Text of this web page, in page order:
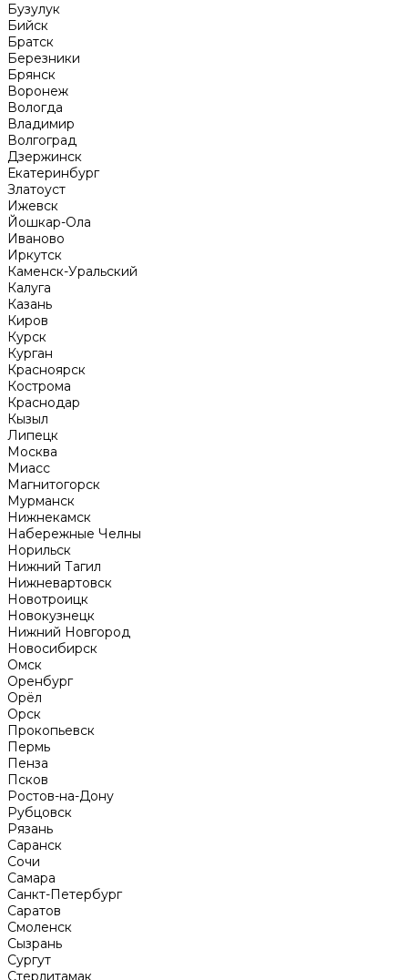
Бузулук
Бийск
Братск
Березники
Брянск
Воронеж
Вологда
Владимир
Волгоград
Дзержинск
Екатеринбург
Златоуст
Ижевск
Йошкар-Ола
Иваново
Иркутск
Каменск-Уральский
Калуга
Казань
Киров
Курск
Курган
Красноярск
Кострома
Краснодар
Кызыл
Липецк
Москва
Миасс
Магнитогорск
Мурманск
Нижнекамск
Набережные Челны
Норильск
Нижний Тагил
Нижневартовск
Новотроицк
Новокузнецк
Нижний Новгород
Новосибирск
Омск
Оренбург
Орёл
Орск
Прокопьевск
Пермь
Пенза
Псков
Ростов-на-Дону
Рубцовск
Рязань
Саранск
Сочи
Самара
Санкт-Петербург
Саратов
Смоленск
Сызрань
Сургут
Стерлитамак